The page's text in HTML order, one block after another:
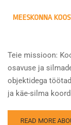
MEESKONNA
Teie missioon:
osavuse ja
objektidega
ja käe-silma
READ MORE